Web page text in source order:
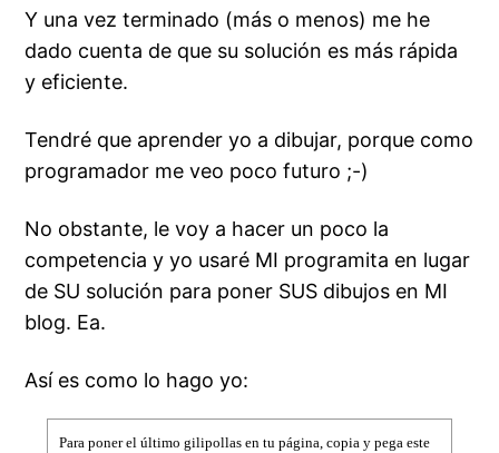
Y una vez terminado (más o menos) me he
dado cuenta de que su solución es más rápida
y eficiente.
Tendré que aprender yo a dibujar, porque como
programador me veo poco futuro ;-)
No obstante, le voy a hacer un poco la
competencia y yo usaré MI programita en lugar
de SU solución para poner SUS dibujos en MI
blog. Ea.
Así es como lo hago yo:
Para poner el último gilipollas en tu página, copia y pega este